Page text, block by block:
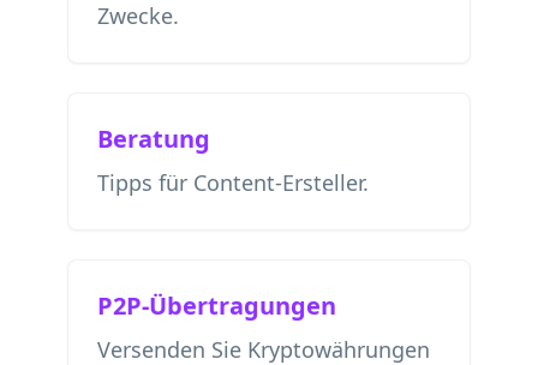
Zwecke.
Beratung
Tipps für Content-Ersteller.
P2P-Übertragungen
Versenden Sie Kryptowährungen